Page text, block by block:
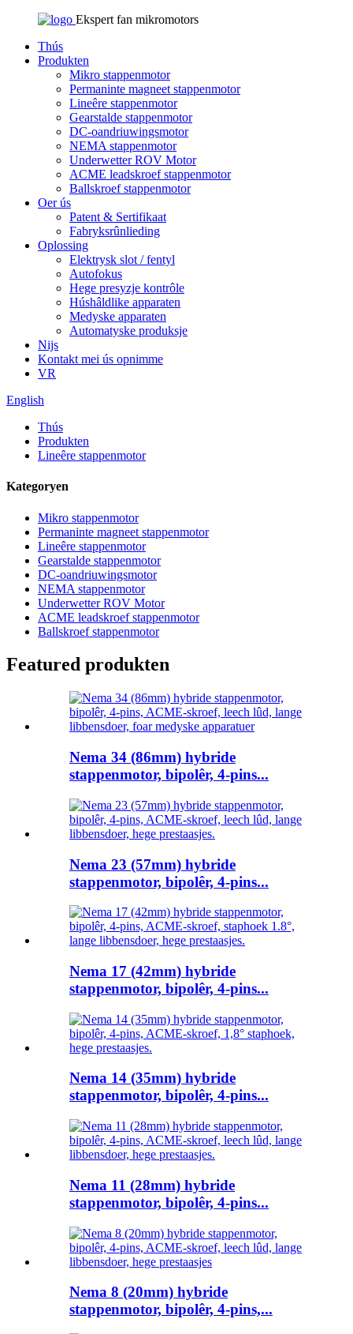
Ekspert fan mikromotors
Thús
Produkten
Mikro stappenmotor
Permaninte magneet stappenmotor
Lineêre stappenmotor
Gearstalde stappenmotor
DC-oandriuwingsmotor
NEMA stappenmotor
Underwetter ROV Motor
ACME leadskroef stappenmotor
Ballskroef stappenmotor
Oer ús
Patent & Sertifikaat
Fabryksrûnlieding
Oplossing
Elektrysk slot / fentyl
Autofokus
Hege presyzje kontrôle
Húshâldlike apparaten
Medyske apparaten
Automatyske produksje
Nijs
Kontakt mei ús opnimme
VR
English
Thús
Produkten
Lineêre stappenmotor
Kategoryen
Mikro stappenmotor
Permaninte magneet stappenmotor
Lineêre stappenmotor
Gearstalde stappenmotor
DC-oandriuwingsmotor
NEMA stappenmotor
Underwetter ROV Motor
ACME leadskroef stappenmotor
Ballskroef stappenmotor
Featured produkten
Nema 34 (86mm) hybride
stappenmotor, bipolêr, 4-pins...
Nema 23 (57mm) hybride
stappenmotor, bipolêr, 4-pins...
Nema 17 (42mm) hybride
stappenmotor, bipolêr, 4-pins...
Nema 14 (35mm) hybride
stappenmotor, bipolêr, 4-pins...
Nema 11 (28mm) hybride
stappenmotor, bipolêr, 4-pins...
Nema 8 (20mm) hybride
stappenmotor, bipolêr, 4-pins,...